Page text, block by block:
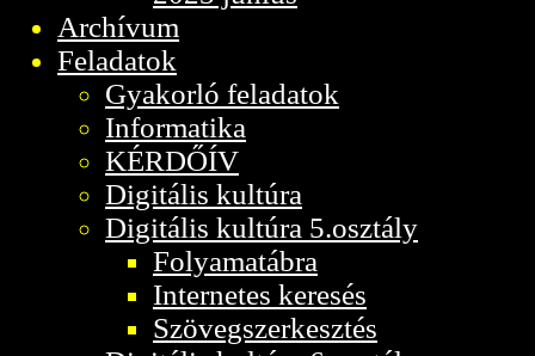
Archívum
Feladatok
Gyakorló feladatok
Informatika
KÉRDŐÍV
Digitális kultúra
Digitális kultúra 5.osztály
Folyamatábra
Internetes keresés
Szövegszerkesztés